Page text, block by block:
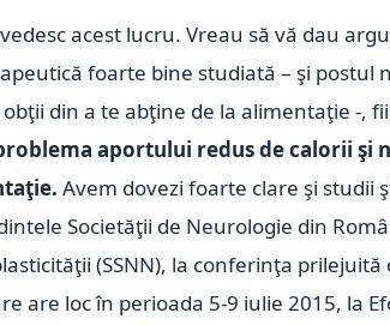
acest lucru. Vreau să vă dau
foarte bine studiată – şi postul
din a te abţine de la alimentaţie -,
aportului redus de calorii şi
Avem dovezi foarte clare şi studii
Societăţii de Neurologie din
(SSNN), la conferinţa prilejuită
are loc în perioada 5-9 iulie 2015, la